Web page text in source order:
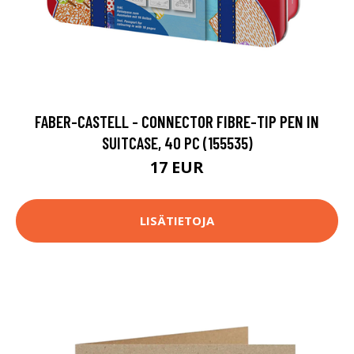
FABER-CASTELL - CONNECTOR FIBRE-TIP PEN IN
SUITCASE, 40 PC (155535)
17 EUR
LISÄTIETOJA